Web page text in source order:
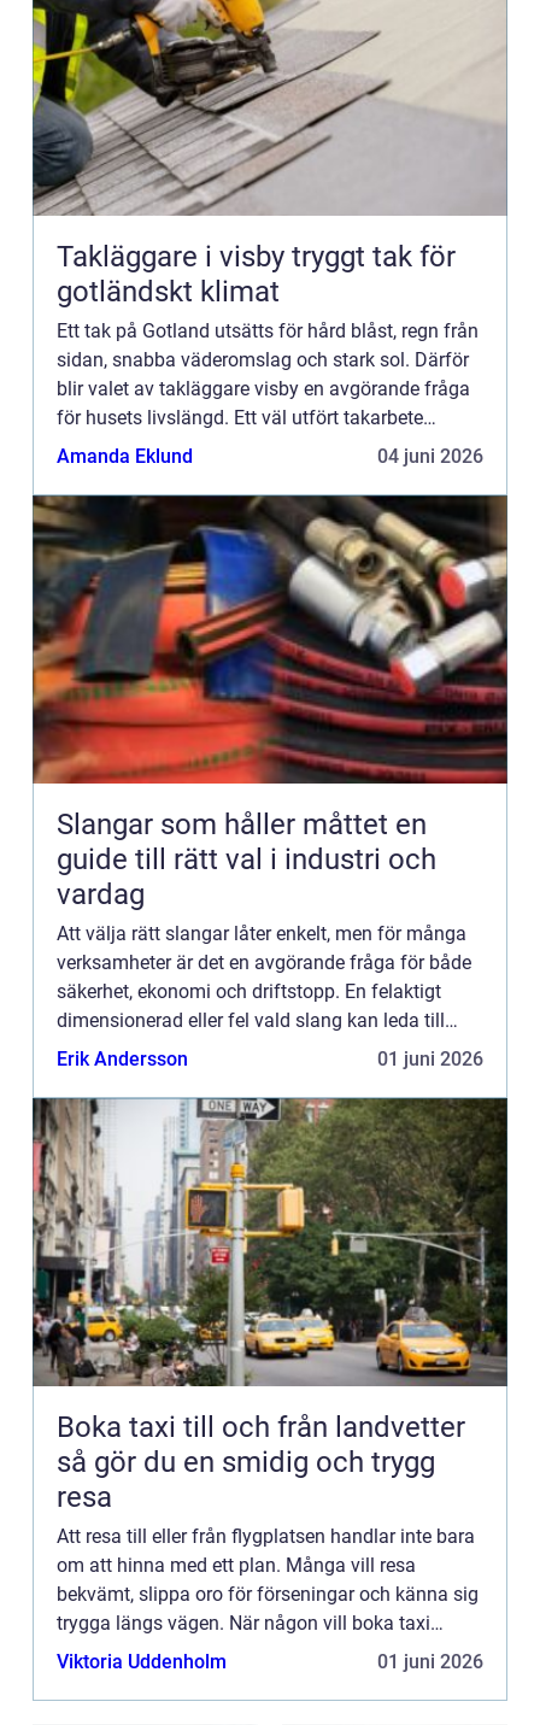
Takläggare i visby tryggt tak för
gotländskt klimat
Ett tak på Gotland utsätts för hård blåst, regn från
sidan, snabba väderomslag och stark sol. Därför
blir valet av takläggare visby en avgörande fråga
för husets livslängd. Ett väl utfört takarbete
skyddar inte bara mot fukt och läckor, utan
Amanda Eklund 04 juni 2026
Slangar som håller måttet en
guide till rätt val i industri och
vardag
Att välja rätt slangar låter enkelt, men för många
verksamheter är det en avgörande fråga för både
säkerhet, ekonomi och driftstopp. En felaktigt
dimensionerad eller fel vald slang kan leda till
läckage, onödiga kostnader och i värsta fall
Erik Andersson 01 juni 2026
Boka taxi till och från landvetter
så gör du en smidig och trygg
resa
Att resa till eller från flygplatsen handlar inte bara
om att hinna med ett plan. Många vill resa
bekvämt, slippa oro för förseningar och känna sig
trygga längs vägen. När någon vill boka taxi
Landvetter spelar både pris, punktlighet och
Viktoria Uddenholm 01 juni 2026